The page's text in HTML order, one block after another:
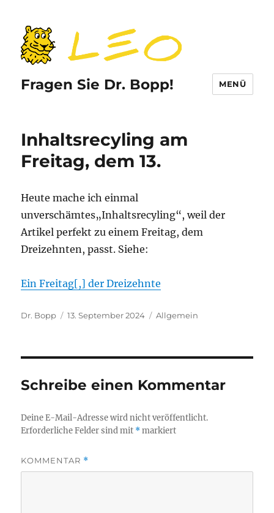
Fragen Sie Dr. Bopp! MENÜ
Inhaltsrecyling am
Freitag, dem 13.
Heute mache ich einmal
unverschämtes„Inhaltsrecyling“, weil der
Artikel perfekt zu einem Freitag, dem
Dreizehnten, passt. Siehe:
Ein Freitag[,] der Dreizehnte
Autor
Dr. Bopp
Veröffentlicht
13. September 2024 Kategorien
Allgemein
Schreibe einen Kommentar
Deine E-Mail-Adresse wird nicht veröffentlicht.
Erforderliche Felder sind mit *markiert
KOMMENTAR *